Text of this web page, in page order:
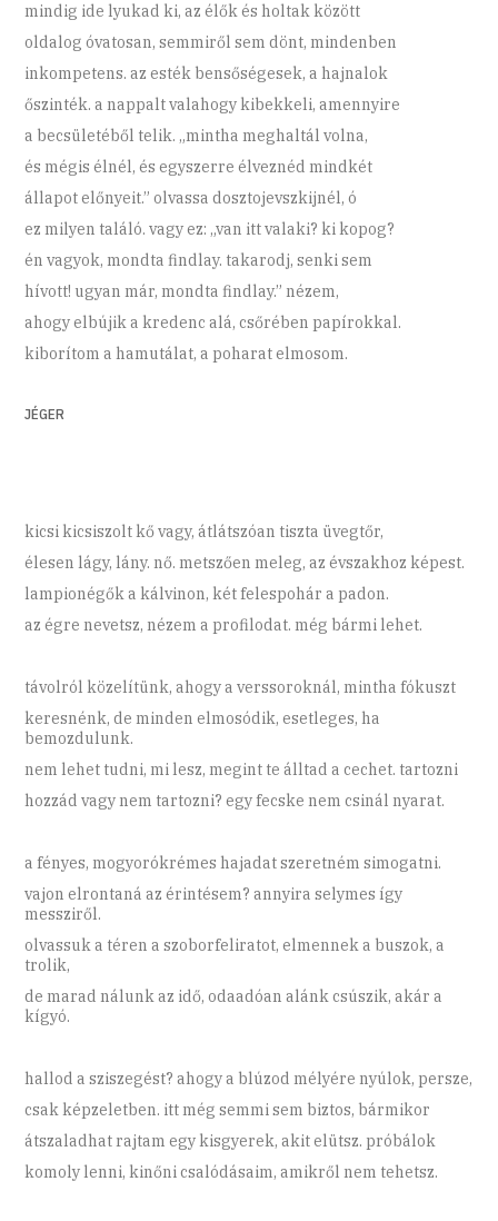
mindig ide lyukad ki, az élők és holtak között
oldalog óvatosan, semmiről sem dönt, mindenben
inkompetens. az esték bensőségesek, a hajnalok
őszinték. a nappalt valahogy kibekkeli, amennyire
a becsületéből telik. „mintha meghaltál volna,
és mégis élnél, és egyszerre élveznéd mindkét
állapot előnyeit.” olvassa dosztojevszkijnél, ó
ez milyen találó. vagy ez: „van itt valaki? ki kopog?
én vagyok, mondta findlay. takarodj, senki sem
hívott! ugyan már, mondta findlay.” nézem,
ahogy elbújik a kredenc alá, csőrében papírokkal.
kiborítom a hamutálat, a poharat elmosom.
JÉGER
kicsi kicsiszolt kő vagy, átlátszóan tiszta üvegtőr,
élesen lágy, lány. nő. metszően meleg, az évszakhoz képest.
lampionégők a kálvinon, két felespohár a padon.
az égre nevetsz, nézem a profilodat. még bármi lehet.
távolról közelítünk, ahogy a verssoroknál, mintha fókuszt
keresnénk, de minden elmosódik, esetleges, ha
bemozdulunk.
nem lehet tudni, mi lesz, megint te álltad a cechet. tartozni
hozzád vagy nem tartozni? egy fecske nem csinál nyarat.
a fényes, mogyorókrémes hajadat szeretném simogatni.
vajon elrontaná az érintésem? annyira selymes így
messziről.
olvassuk a téren a szoborfeliratot, elmennek a buszok, a
trolik,
de marad nálunk az idő, odaadóan alánk csúszik, akár a
kígyó.
hallod a sziszegést? ahogy a blúzod mélyére nyúlok, persze,
csak képzeletben. itt még semmi sem biztos, bármikor
átszaladhat rajtam egy kisgyerek, akit elütsz. próbálok
komoly lenni, kinőni csalódásaim, amikről nem tehetsz.